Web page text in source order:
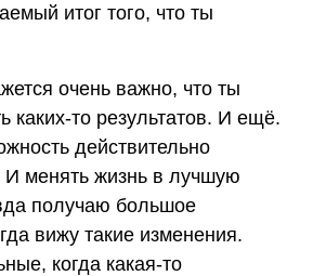
итог того, что ты
очень важно, что ты
каких-то результатов. И ещё.
действительно
менять жизнь в лучшую
получаю большое
вижу такие изменения.
когда какая-то